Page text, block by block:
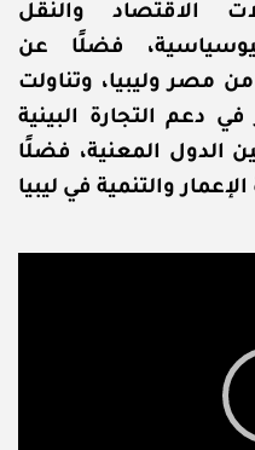
الاقتصاد والنقل
فضلًا عن
مصر وليبيا، وتناولت
دعم التجارة البينية
الدول المعنية، فضلًا
والتنمية في ليبيا